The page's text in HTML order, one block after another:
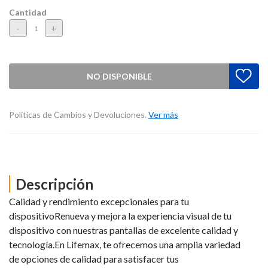
Cantidad
- +
NO DISPONIBLE
Políticas de Cambios y Devoluciones. Ver más
Descripción
Calidad y rendimiento excepcionales para tu
dispositivoRenueva y mejora la experiencia visual de tu
dispositivo con nuestras pantallas de excelente calidad y
tecnología.En Lifemax, te ofrecemos una amplia variedad
de opciones de calidad para satisfacer tus